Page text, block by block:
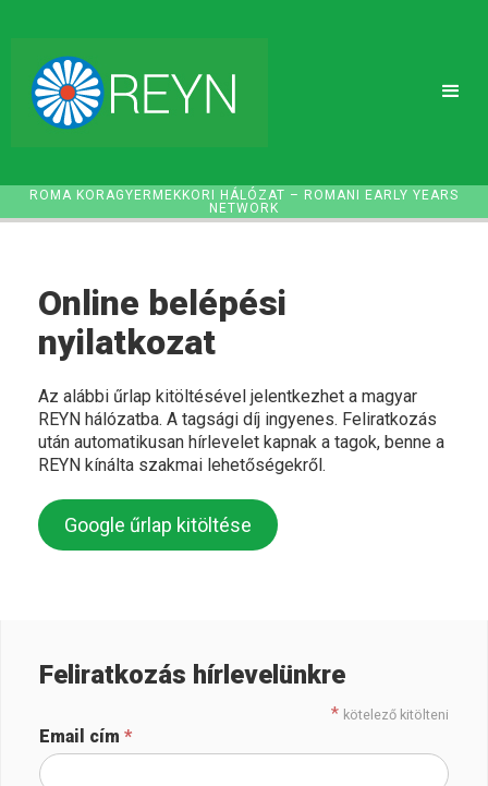
ROMA KORAGYERMEKKORI HÁLÓZAT – ROMANI EARLY YEARS
NETWORK
Online belépési
nyilatkozat
Az alábbi űrlap kitöltésével jelentkezhet a magyar
REYN hálózatba. A tagsági díj ingyenes. Feliratkozás
után automatikusan hírlevelet kapnak a tagok, benne a
REYN kínálta szakmai lehetőségekről.
Google űrlap kitöltése
Feliratkozás hírlevelünkre
* kötelező kitölteni
Email cím *